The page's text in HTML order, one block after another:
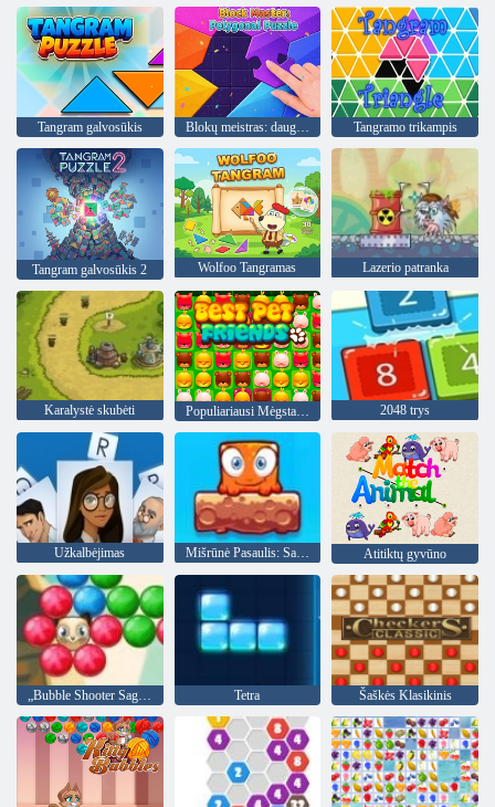
Tangram galvosūkis Blokų meistras: daugiakampis galvosūkis Tangramo trikampis
Tangram galvosūkis 2 Wolfoo Tangramas Lazerio patranka
Karalystė skubėti Populiariausi Mėgstamiausi Draugai 2048 trys
Užkalbėjimas Mišrūnė Pasaulis: Savaitgalis Atitiktų gyvūno
Tetra Šaškės Klasikinis